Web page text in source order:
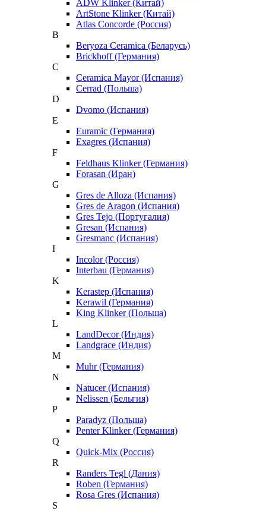
ADW Klinker (Китай)
ArtStone Klinker (Китай)
Atlas Concorde (Россия)
B
Beryoza Ceramica (Беларусь)
Brickhoff (Германия)
C
Ceramica Mayor (Испания)
Cerrad (Польша)
D
Dvomo (Испания)
E
Euramic (Германия)
Exagres (Испания)
F
Feldhaus Klinker (Германия)
Forasan (Иран)
G
Gres de Alloza (Испания)
Gres de Aragon (Испания)
Gres Tejo (Португалия)
Gresan (Испания)
Gresmanc (Испания)
I
Incolor (Россия)
Interbau (Германия)
K
Kerastep (Испания)
Kerawil (Германия)
King Klinker (Польша)
L
LandDecor (Индия)
Landgrace (Индия)
M
Muhr (Германия)
N
Natucer (Испания)
Nelissen (Бельгия)
P
Paradyz (Польша)
Penter Klinker (Германия)
Q
Quick-Mix (Россия)
R
Randers Tegl (Дания)
Roben (Германия)
Rosa Gres (Испания)
S